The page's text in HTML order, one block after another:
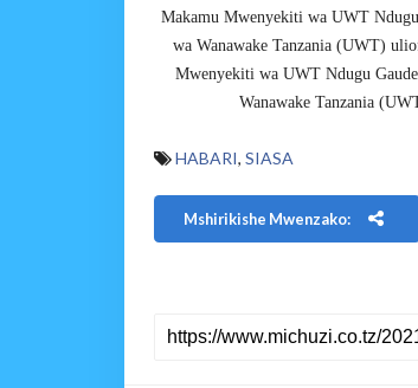
Makamu Mwenyekiti wa UWT
wa Wanawake Tanzania (UWT)
Mwenyekiti wa UWT Ndugu
Wanawake Tanzania
HABARI, SIASA
Mshirikishe Mwenzako: